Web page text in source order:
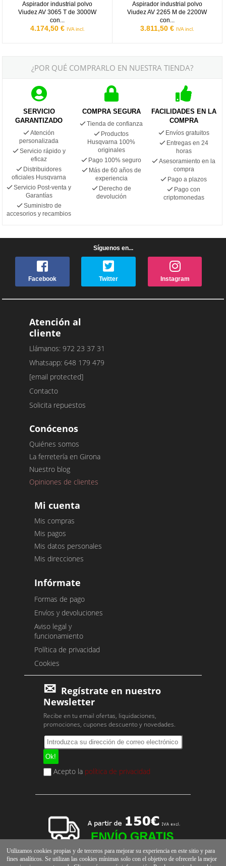
Aspirador industrial polvo
Viudez AV 3065 T de 3000W
con...
4.174,50 € IVA incl.
Aspirador industrial polvo
Viudez AV 2265 M de 2200W
con...
3.811,50 € IVA incl.
¿POR QUÉ COMPRARLO EN NUESTRA TIENDA?
SERVICIO
GARANTIZADO
Atención
personalizada
Servicio rápido y
eficaz
Distribuidores
oficiales Husqvarna
Servicio Post-venta y
Garantías
Suministro de
accesorios y recambios
COMPRA SEGURA
Tienda de confianza
Productos
Husqvarna 100%
originales
Pago 100% seguro
Más de 60 años de
experiencia
Derecho de
devolución
FACILIDADES EN LA
COMPRA
Envíos gratuitos
Entregas en 24
horas
Asesoramiento en la
compra
Pago a plazos
Pago con
criptomonedas
Síguenos en...
Facebook Twitter Instagram
Atención al
cliente
Llámanos: 972 23 37 31
Whatsapp: 648 179 479
[email protected]
Contacto
Solicita repuestos
Conócenos
Quiénes somos
La ferretería en Girona
Nuestro blog
Opiniones de clientes
Mi cuenta
Mis compras
Mis pagos
Mis datos personales
Mis direcciones
Infórmate
Formas de pago
Envíos y devoluciones
Aviso legal y
funcionamiento
Política de privacidad
Cookies
Regístrate en nuestro
Newsletter
Recibe en tu email ofertas, liquidaciones,
promociones, cupones descuento y novedades.
Acepto la política de privacidad
Utilizamos cookies propias y de terceros para mejorar su experiencia en este sitio y para
fines analíticos. Se utilizan las cookies mínimas solo con el objetivo de ofrecerle la mejor